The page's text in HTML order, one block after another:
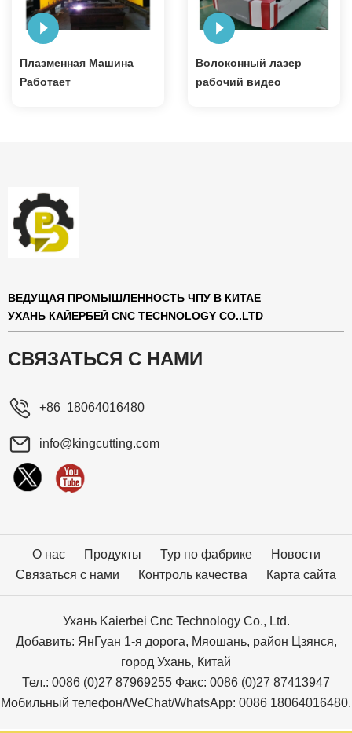
Плазменная Машина
Работает
Волоконный лазер
рабочий видео
ВЕДУЩАЯ ПРОМЫШЛЕННОСТЬ ЧПУ В КИТАЕ
УХАНЬ КАЙЕРБЕЙ CNC TECHNOLOGY CO..LTD
СВЯЗАТЬСЯ С НАМИ
+86 18064016480
info@kingcutting.com
О нас Продукты Тур по фабрике
Новости
Связаться с нами
Контроль качества Карта сайта
Ухань Kaierbei Cnc Technology Co., Ltd.
Добавить: ЯнГуан 1-я дорога, Мяошань, район Цзянся,
город Ухань, Китай
Тел.: 0086 (0)27 87969255 Факс: 0086 (0)27 87413947
Мобильный телефон/WeChat/WhatsApp: 0086 18064016480.